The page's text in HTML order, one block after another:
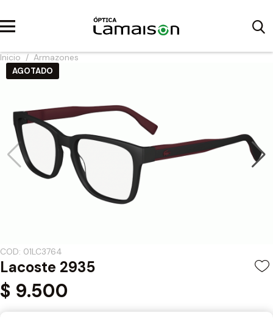
Inicio / Armazones
AGOTADO
COD: 01LC3764
Lacoste 2935
$ 9.500